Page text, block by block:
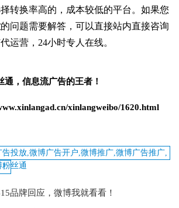
择转换率高的，成本较低的平台。如果您
的问题需要解答，可以直接站内直接咨询
运营，24小时专人在线。
通，信息流广告的王者！
xinlangweibo/1620.html
投放,微博广告开户,微博推广,微博广告推广,
丝通
品牌回应，微博我就看看！